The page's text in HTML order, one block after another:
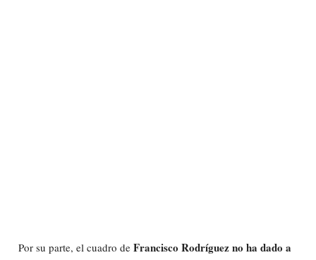
Por su parte, el cuadro de Francisco Rodríguez no ha dado a